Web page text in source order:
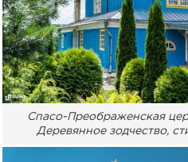
Спасо-Преображенская
Деревянное зодчество,